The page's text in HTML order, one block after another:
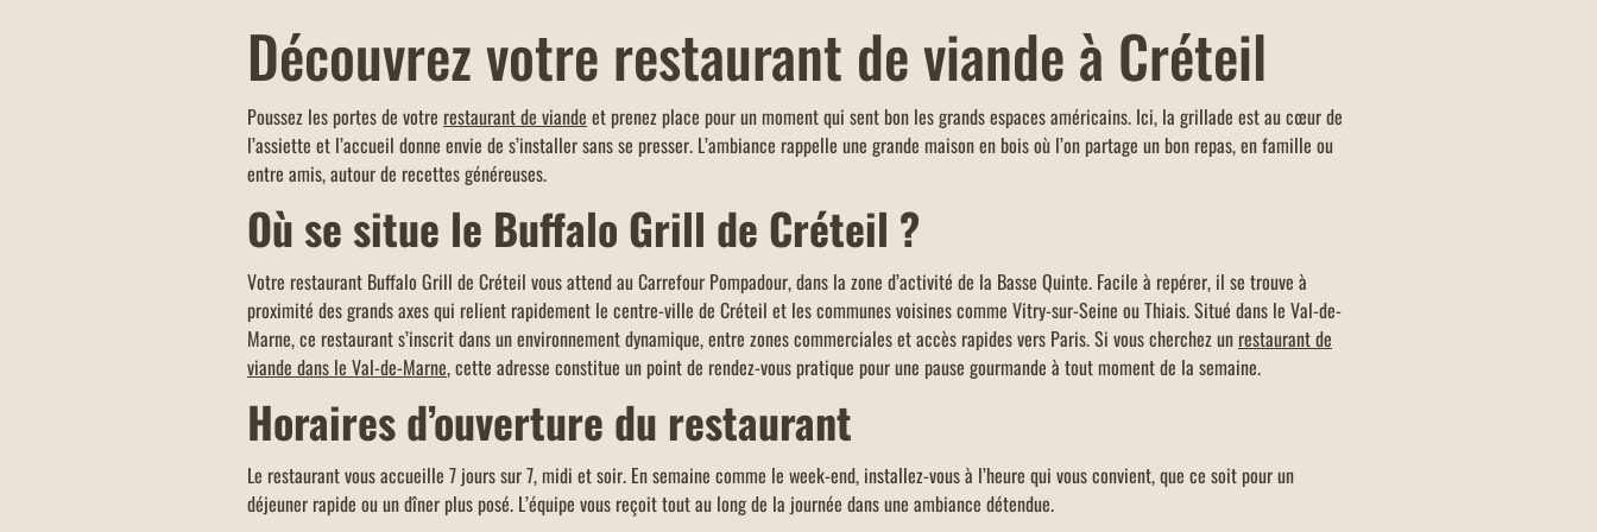
OFFRE EDENRED 5% ADDITION
-5% de réduction sur l'addition de toute la
table ou commande en vente à emporter et
click & collect (avec paiement sur place),
d'un montant minimum de 40 euros.
OFFRE FAMILLES NOMBREUSES
Un menu KIDS offert dans tous les
restaurants Buffalo Grill sur présentation de
limite d'un menu KIDS par addition.
Découvrez votre restaurant de viande à Créteil
Poussez les portes de votre restaurant de viande et prenez place pour un moment qui sent bon les grands espaces américains. Ici, la grillade est au cœur de
l’assiette et l’accueil donne envie de s’installer sans se presser. L’ambiance rappelle une grande maison en bois où l’on partage un bon repas, en famille ou
entre amis, autour de recettes généreuses.
Où se situe le Buffalo Grill de Créteil ?
Votre restaurant Buffalo Grill de Créteil vous attend au Carrefour Pompadour, dans la zone d’activité de la Basse Quinte. Facile à repérer, il se trouve à
proximité des grands axes qui relient rapidement le centre-ville de Créteil et les communes voisines comme Vitry-sur-Seine ou Thiais. Situé dans le Val-de-
Marne, ce restaurant s’inscrit dans un environnement dynamique, entre zones commerciales et accès rapides vers Paris. Si vous cherchez un restaurant de
viande dans le Val-de-Marne, cette adresse constitue un point de rendez-vous pratique pour une pause gourmande à tout moment de la semaine.
Horaires d’ouverture du restaurant
Le restaurant vous accueille 7 jours sur 7, midi et soir. En semaine comme le week-end, installez-vous à l’heure qui vous convient, que ce soit pour un
déjeuner rapide ou un dîner plus posé. L’équipe vous reçoit tout au long de la journée dans une ambiance détendue.